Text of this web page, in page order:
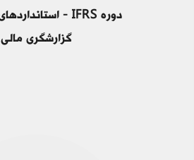
گزارشگری مالی